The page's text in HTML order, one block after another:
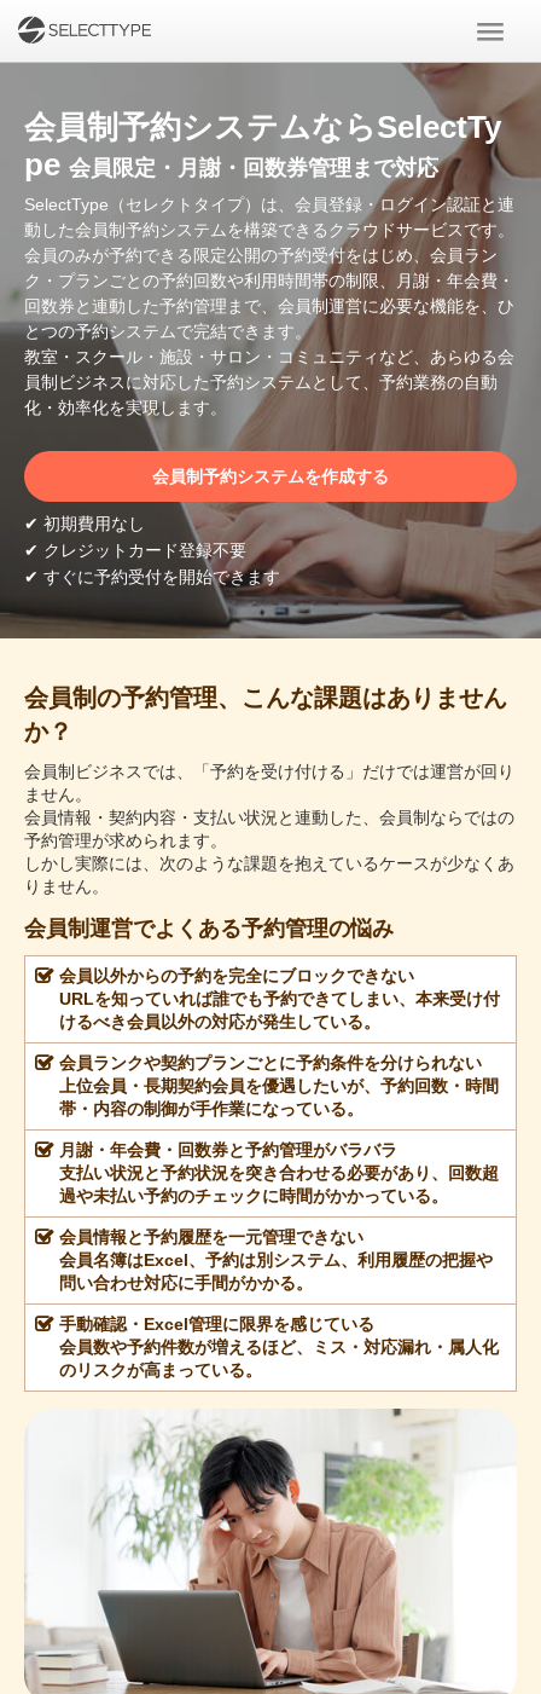
会員制予約システムならSelectTy
pe 会員限定・月謝・回数券管理まで対応
SelectType（セレクトタイプ）は、会員登録・ログイン認証と連
動した会員制予約システムを構築できるクラウドサービスです。
会員のみが予約できる限定公開の予約受付をはじめ、会員ラン
ク・プランごとの予約回数や利用時間帯の制限、月謝・年会費・
回数券と連動した予約管理まで、会員制運営に必要な機能を、ひ
とつの予約システムで完結できます。
教室・スクール・施設・サロン・コミュニティなど、あらゆる会
員制ビジネスに対応した予約システムとして、予約業務の自動
化・効率化を実現します。
会員制予約システムを作成する
✔ 初期費用なし
✔ クレジットカード登録不要
✔ すぐに予約受付を開始できます
会員制の予約管理、こんな課題はありません
か？
会員制ビジネスでは、「予約を受け付ける」だけでは運営が回り
ません。
会員情報・契約内容・支払い状況と連動した、会員制ならではの
予約管理が求められます。
しかし実際には、次のような課題を抱えているケースが少なくあ
りません。
会員制運営でよくある予約管理の悩み
会員以外からの予約を完全にブロックできない
URLを知っていれば誰でも予約できてしまい、本来受け付
けるべき会員以外の対応が発生している。
会員ランクや契約プランごとに予約条件を分けられない
上位会員・長期契約会員を優遇したいが、予約回数・時間
帯・内容の制御が手作業になっている。
月謝・年会費・回数券と予約管理がバラバラ
支払い状況と予約状況を突き合わせる必要があり、回数超
過や未払い予約のチェックに時間がかかっている。
会員情報と予約履歴を一元管理できない
会員名簿はExcel、予約は別システム、利用履歴の把握や
問い合わせ対応に手間がかかる。
手動確認・Excel管理に限界を感じている
会員数や予約件数が増えるほど、ミス・対応漏れ・属人化
のリスクが高まっている。